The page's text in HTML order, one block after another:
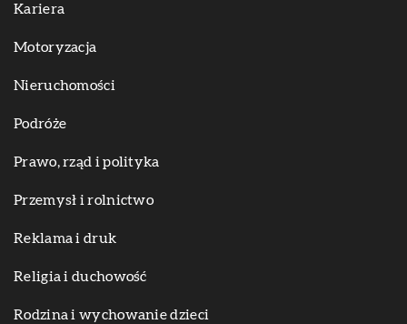
Kariera
Motoryzacja
Nieruchomości
Podróże
Prawo, rząd i polityka
Przemysł i rolnictwo
Reklama i druk
Religia i duchowość
Rodzina i wychowanie dzieci